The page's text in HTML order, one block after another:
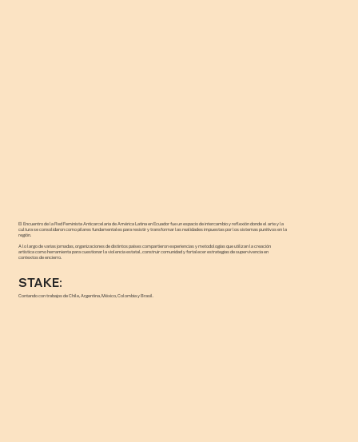
El Encuentro de la Red Feminista Anticarcelaria de América Latina en Ecuador fue un espacio de intercambio y reflexión donde el arte y la
cultura se consolidaron como pilares fundamentales para resistir y transformar las realidades impuestas por los sistemas punitivos en la
región.
A lo largo de varias jornadas, organizaciones de distintos países compartieron experiencias y metodologías que utilizan la creación
artística como herramienta para cuestionar la violencia estatal, construir comunidad y fortalecer estrategias de supervivencia en
contextos de encierro.
STAKE:
Contando con trabajos de Chile, Argentina, México, Colombia y Brasil.